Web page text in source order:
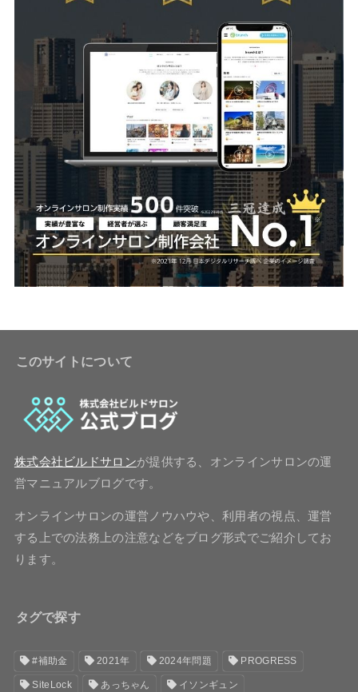
このサイトについて
株式会社ビルドサロンが提供する、オンラインサロンの運
営マニュアルブログです。
オンラインサロンの運営ノウハウや、利用者の視点、運営
する上での法務上の注意などをブログ形式でご紹介してお
ります。
タグで探す
#補助金 2021年 2024年問題 PROGRESS
SiteLock あっちゃん イソンギュン